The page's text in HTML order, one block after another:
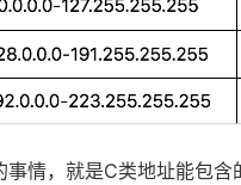
事情，就是C类地址能包